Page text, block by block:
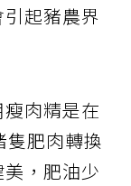
起豬農界
肉精是在
隻肥肉轉換
，肥油少